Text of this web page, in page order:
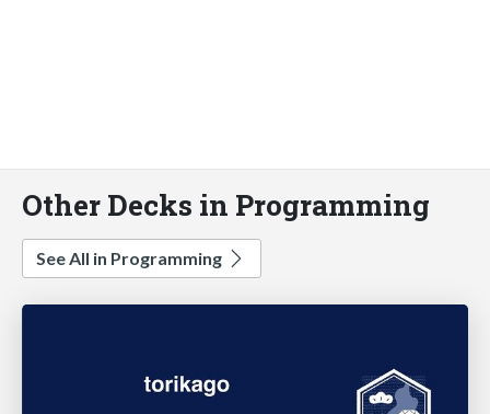
Other Decks in Programming
See All in Programming